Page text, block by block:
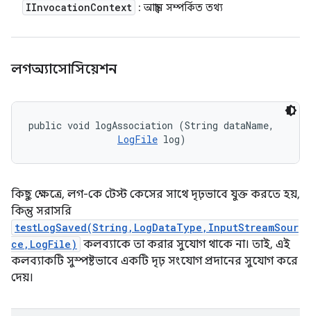
IInvocationContext : আহ্বান সম্পর্কিত তথ্য
লগঅ্যাসোসিয়েশন
public void logAssociation (String dataName,
LogFile log)
কিছু ক্ষেত্রে, লগ-কে টেস্ট কেসের সাথে দৃঢ়ভাবে যুক্ত করতে হয়,
কিন্তু সরাসরি
testLogSaved(String,LogDataType,InputStreamSour
ce,LogFile) কলব্যাকে তা করার সুযোগ থাকে না। তাই, এই
কলব্যাকটি সুস্পষ্টভাবে একটি দৃঢ় সংযোগ প্রদানের সুযোগ করে
দেয়।